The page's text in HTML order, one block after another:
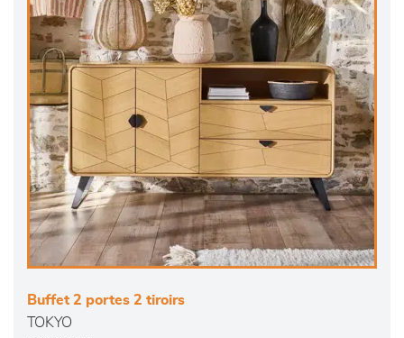
Buffet 2 portes 2 tiroirs
TOKYO